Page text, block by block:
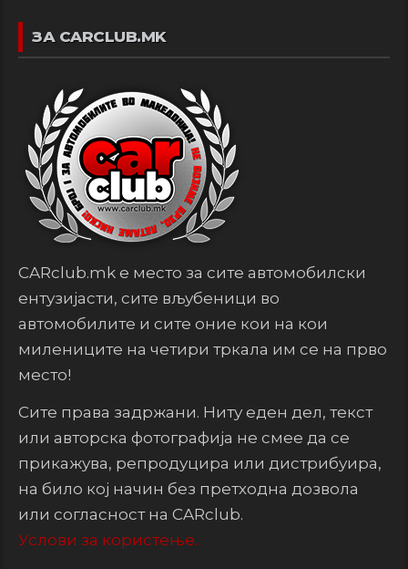
ЗА CARCLUB.MK
CARclub.mk е место за сите автомобилски
ентузијасти, сите вљубеници во
автомобилите и сите оние кои на кои
милениците на четири тркала им се на прво
место!
Сите права задржани. Ниту еден дел, текст
или авторска фотографија не смее да се
прикажува, репродуцира или дистрибуира,
на било кој начин без претходна дозвола
или согласност на CARclub.
Услови за користење.